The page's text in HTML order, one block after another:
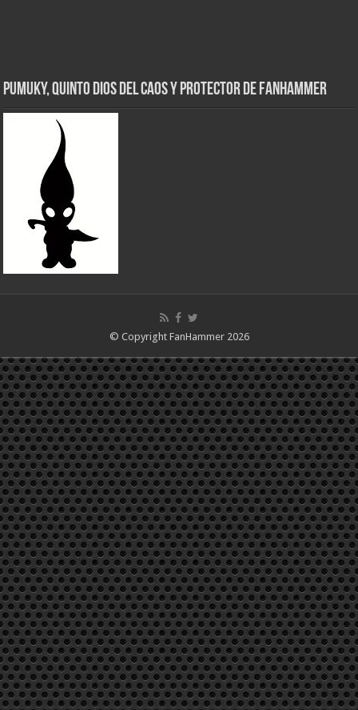
Pumuky, Quinto Dios del Caos y Protector de FanHammer
© Copyright FanHammer 2026